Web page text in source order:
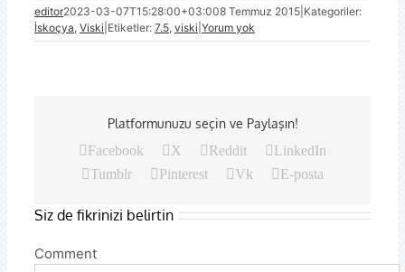
editor2023-03-07T15:28:00+03:008 Temmuz 2015 Kategoriler:
İskoçya, Viski Etiketler: 7.5, viski Yorum yok
Platformunuzu seçin ve Paylaşın!
Facebook
X Reddit
LinkedIn
Tumblr
Pinterest Vk E-posta
Siz de fikrinizi belirtin
Comment